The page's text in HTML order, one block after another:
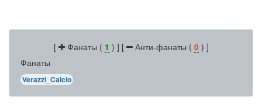
[ Фанаты ( 1 ) ] [ Анти-фанаты ( 0) ]
Фанаты
Verazzi_Calcio